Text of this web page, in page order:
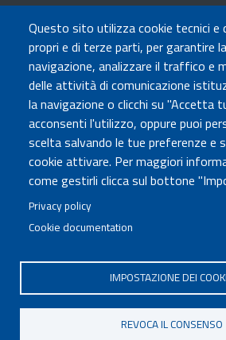
Questo sito utilizza cookie tecnici e
propri e di terze parti, per garantire
navigazione, analizzare il traffico e
delle attività di comunicazione
la navigazione o clicchi su "Accetta
acconsenti l'utilizzo, oppure puoi
scelta salvando le tue preferenze e
cookie attivare. Per maggiori
come gestirli clicca sul bottone
Privacy policy
Cookie documentation
IMPOSTAZIONE DEI
REVOCA IL CONSENSO
TRASPARENZA
Amministrazione Trasparente
Atti di notifica
Albo online
Concorsi
COMUNICA CON NOI
Urp
Posta elettronica certificata
Sedi e contatti
Governo
Tutti i diritti riservati ©
Mappa del sito